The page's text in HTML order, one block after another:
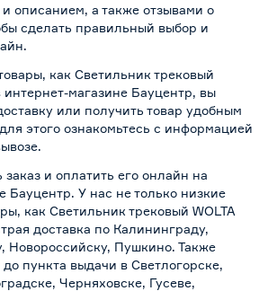
описанием, а также отзывами о
сделать правильный выбор и
как Светильник трековый
интернет-магазине Бауцентр, вы
или получить товар удобным
этого ознакомьтесь с информацией
.
и оплатить его онлайн на
Бауцентр. У нас не только низкие
как Светильник трековый WOLTA
доставка по Калининграду,
Новороссийску, Пушкино. Также
до пункта выдачи в Светлогорске,
Черняховске, Гусеве,